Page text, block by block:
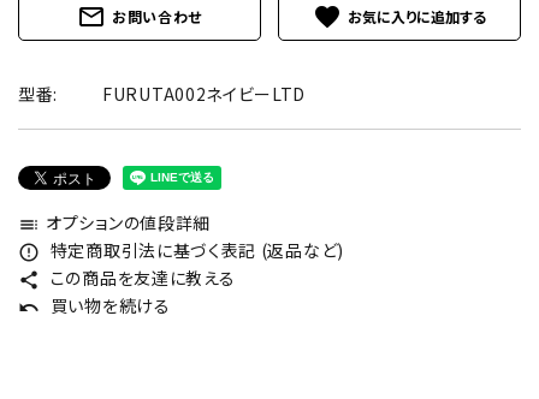
mail_outline お問い合わせ favorite
型番: FURUTA002ネイビーLTD
toc オプションの値段詳細
error_outline 特定商取引法に基づく表記 (返品など)
share この商品を友達に教える
undo 買い物を続ける